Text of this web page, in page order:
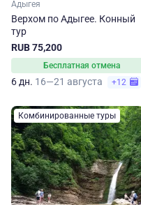
Адыгея
Верхом по Адыгее. Конный
тур
RUB 75,200
Бесплатная отмена
6 дн. 16—21 августа +12
Комбинированные туры